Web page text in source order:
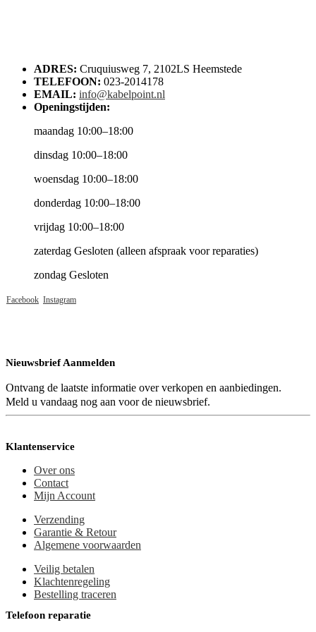
ADRES: Cruquiusweg 7, 2102LS Heemstede
TELEFOON: 023-2014178
EMAIL: info@kabelpoint.nl
Openingstijden:
maandag 10:00–18:00
dinsdag 10:00–18:00
woensdag 10:00–18:00
donderdag 10:00–18:00
vrijdag 10:00–18:00
zaterdag Gesloten (alleen afspraak voor reparaties)
zondag Gesloten
Facebook Instagram
Nieuwsbrief Aanmelden
Ontvang de laatste informatie over verkopen en aanbiedingen.
Meld u vandaag nog aan voor de nieuwsbrief.
Klantenservice
Over ons
Contact
Mijn Account
Verzending
Garantie & Retour
Algemene voorwaarden
Veilig betalen
Klachtenregeling
Bestelling traceren
Telefoon reparatie